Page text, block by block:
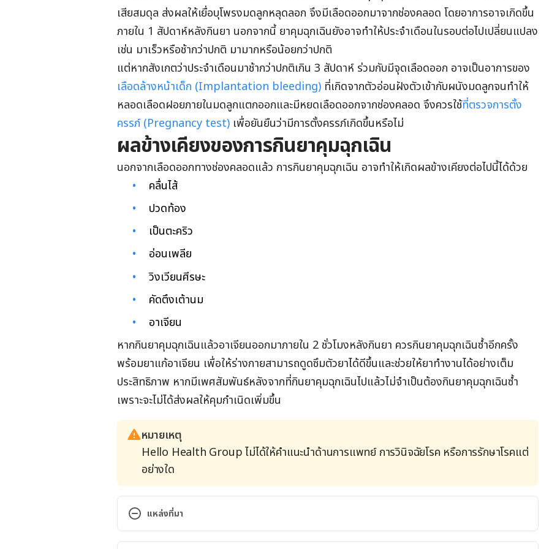
เสียสมดุล ส่งผลให้เยื่อบุโพรงมดลูกหลุดลอก จึงมีเลือดออกมาจากช่องคลอด โดยอาการอาจเกิดขึ้น
ภายใน 1 สัปดาห์หลังกินยา นอกจากนี้ ยาคุมฉุกเฉินยังอาจทำให้ประจำเดือนในรอบต่อไปเปลี่ยนแปลง
เช่น มาเร็วหรือช้ากว่าปกติ มามากหรือน้อยกว่าปกติ
แต่หากสังเกตว่าประจำเดือนมาช้ากว่าปกติเกิน 3 สัปดาห์ ร่วมกับมีจุดเลือดออก อาจเป็นอาการของ
เลือดล้างหน้าเด็ก (Implantation bleeding) ที่เกิดจากตัวอ่อนฝังตัวเข้ากับผนังมดลูกจนทำให้
หลอดเลือดฝอยภายในมดลูกแตกออกและมีหยดเลือดออกจากช่องคลอด จึงควรใช้ที่ตรวจการตั้ง
ครรภ์ (Pregnancy test) เพื่อยันยืนว่ามีการตั้งครรภ์เกิดขึ้นหรือไม่
ผลข้างเคียงของการกินยาคุมฉุกเฉิน
นอกจากเลือดออกทางช่องคลอดแล้ว การกินยาคุมฉุกเฉิน อาจทำให้เกิดผลข้างเคียงต่อไปนี้ได้ด้วย
คลื่นไส้
ปวดท้อง
เป็นตะคริว
อ่อนเพลีย
วิงเวียนศีรษะ
คัดตึงเต้านม
อาเจียน
หากกินยาคุมฉุกเฉินแล้วอาเจียนออกมาภายใน 2 ชั่วโมงหลังกินยา ควรกินยาคุมฉุกเฉินซ้ำอีกครั้ง
พร้อมยาแก้อาเจียน เพื่อให้ร่างกายสามารถดูดซึมตัวยาได้ดีขึ้นและช่วยให้ยาทำงานได้อย่างเต็ม
ประสิทธิภาพ หากมีเพศสัมพันธ์หลังจากที่กินยาคุมฉุกเฉินไปแล้วไม่จำเป็นต้องกินยาคุมฉุกเฉินซ้ำ
เพราะจะไม่ได้ส่งผลให้คุมกำเนิดเพิ่มขึ้น
หมายเหตุ
Hello Health Group ไม่ได้ให้คำแนะนำด้านการแพทย์ การวินิจฉัยโรค หรือการรักษาโรคแต่
อย่างใด
แหล่งที่มา
Levonorgestrel Emergency Contraception: Plan B. https://www.webmd.com/sex/birth-